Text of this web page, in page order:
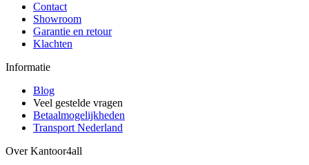
Contact
Showroom
Garantie en retour
Klachten
Informatie
Blog
Veel gestelde vragen
Betaalmogelijkheden
Transport Nederland
Over Kantoor4all